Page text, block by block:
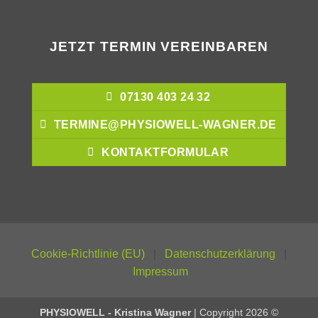
JETZT TERMIN VEREINBAREN
07130 403 24 32
TERMINE@PHYSIOWELL-WAGNER.DE
KONTAKTFORMULAR
Cookie-Richtlinie (EU) Datenschutzerklärung
Impressum
PHYSIOWELL - Kristina Wagner| Copyright 2026 ©